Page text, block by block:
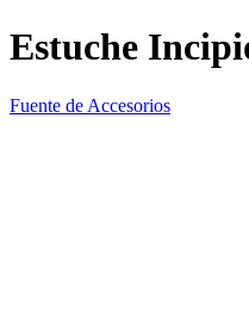
Estuche
Fuente de Accesorios